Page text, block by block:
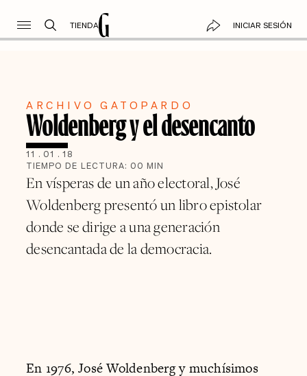
TIENDA INICIAR SESIÓN
ARCHIVO GATOPARDO
Woldenberg y el desencanto
11 . 01 . 18
TIEMPO DE LECTURA: 00 MIN
En vísperas de un año electoral, José
Woldenberg presentó un libro epistolar
donde se dirige a una generación
desencantada de la democracia.
En 1976, José Woldenberg y muchísimos